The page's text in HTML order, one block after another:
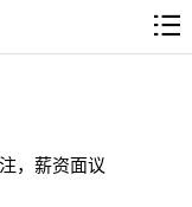
，薪资面议